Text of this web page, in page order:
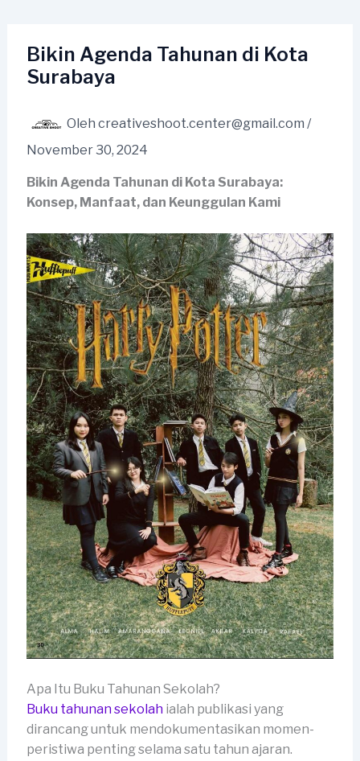
kontenBikin Agenda Tahunan di Kota
Surabaya
Oleh creativeshoot.center@gmail.com /
November 30, 2024
Bikin Agenda Tahunan di Kota Surabaya:
Konsep, Manfaat, dan Keunggulan Kami
Apa Itu Buku Tahunan Sekolah?
Buku tahunan sekolahialah publikasi yang
dirancang untuk mendokumentasikan momen-
peristiwa penting selama satu tahun ajaran.